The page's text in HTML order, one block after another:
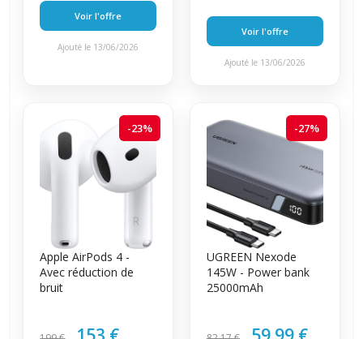
Voir l'offre
Ajouté le 13/06/2026
Voir l'offre
Ajouté le 13/06/2026
-23%
Apple AirPods 4 -
Avec réduction de
bruit
-27%
UGREEN Nexode
145W - Power bank
25000mAh